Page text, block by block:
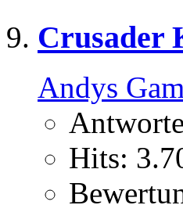
Crusader
Andys
Hits: